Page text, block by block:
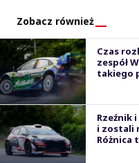
Zobacz również
Czas
zespół
takiego
Rzeźnik
i zostali
Różnica